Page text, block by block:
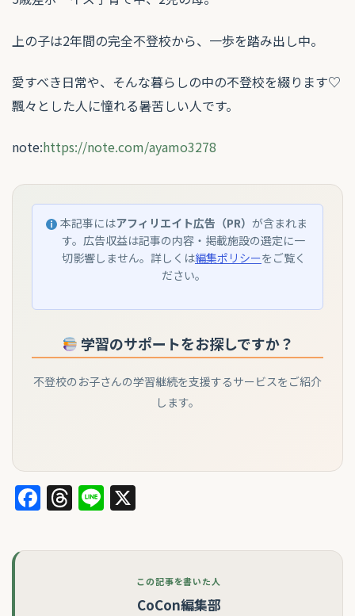
上の子は2年間の完全不登校から、一歩を踏み出し中。
愛すべき日常や、そんな暮らしの中の不登校を綴ります♡
飄々とした人に憧れる暑苦しい人です。
note:https://note.com/ayamo3278
本記事にはアフィリエイト広告（PR） が含まれま
す。広告収益は記事の内容・掲載施設の選定に一
切影響しません。詳しくは編集ポリシーをご覧く
ださい。
学習のサポートをお探しですか？
不登校のお子さんの学習継続を支援するサービスをご紹介
します。
Facebook
Threads
Line
この記事を書いた人
CoCon編集部